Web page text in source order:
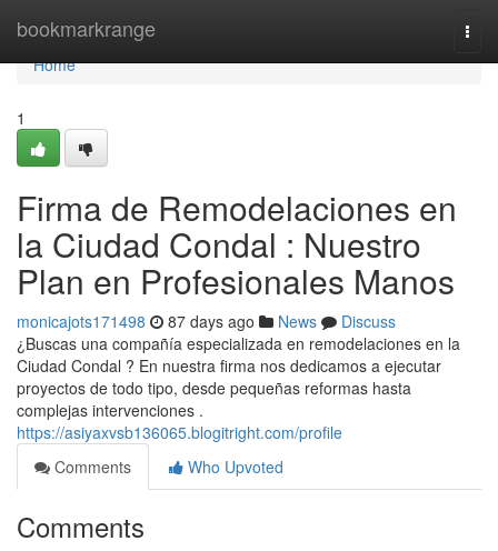
bookmarkrange
Home
Home
1
Firma de Remodelaciones en
la Ciudad Condal : Nuestro
Plan en Profesionales Manos
monicajots171498 87 days ago News
Discuss
¿Buscas una compañía especializada en remodelaciones en la
Ciudad Condal ? En nuestra firma nos dedicamos a ejecutar
proyectos de todo tipo, desde pequeñas reformas hasta
complejas intervenciones .
https://asiyaxvsb136065.blogitright.com/profile
Comments
Who Upvoted
Comments